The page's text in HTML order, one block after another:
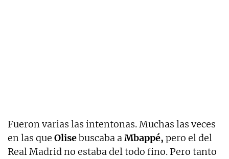
Fueron varias las intentonas. Muchas las veces
en las que Olisebuscaba aMbappé, pero el del
Real Madrid no estaba del todo fino. Pero tanto